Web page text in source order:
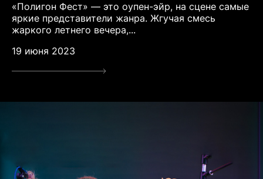
«Полигон Фест» — это оупен-эйр, на сцене самые
яркие представители жанра. Жгучая смесь
жаркого летнего вечера,...
19 июня 2023